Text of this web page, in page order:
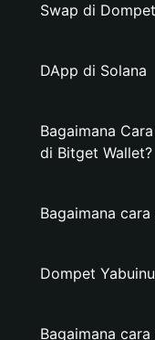
Swap di
DApp di Solana
Bagaimana
di Bitget Wallet?
Bagaimana
Dompet
Bagaimana